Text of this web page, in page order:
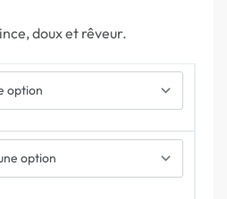
doux et rêveur.